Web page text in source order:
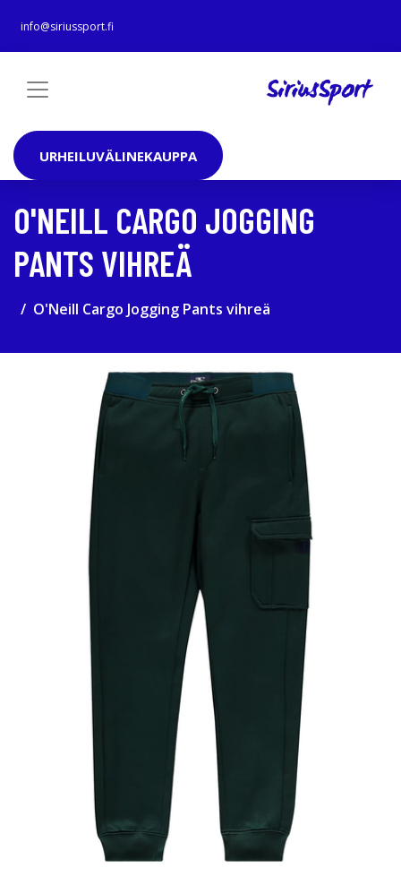
info@siriussport.fi
URHEILUVÄLINEKAUPPA
O'NEILL CARGO JOGGING
PANTS VIHREÄ
O'Neill Cargo Jogging Pants vihreä